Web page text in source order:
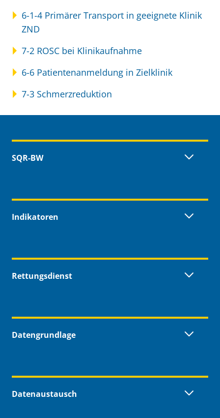
6-1-4 Primärer Transport in geeignete Klinik
ZND
7-2 ROSC bei Klinikaufnahme
6-6 Patientenanmeldung in Zielklinik
7-3 Schmerzreduktion
Inhaltsübersicht
SQR-BW
Indikatoren
Rettungsdienst
Datengrundlage
Datenaustausch